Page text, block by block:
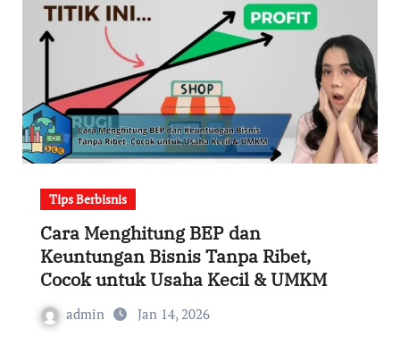
Tips Berbisnis
Cara Menghitung BEP dan
Keuntungan Bisnis Tanpa Ribet,
Cocok untuk Usaha Kecil & UMKM
admin Jan 14, 2026